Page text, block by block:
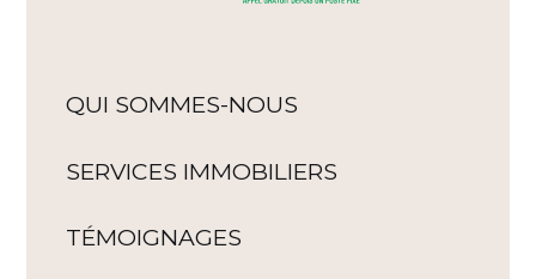
QUI SOMMES-NOUS
SERVICES IMMOBILIERS
TÉMOIGNAGES